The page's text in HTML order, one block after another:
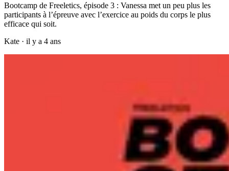
Bootcamp de Freeletics, épisode 3 : Vanessa met un peu plus les
participants à l’épreuve avec l’exercice au poids du corps le plus
efficace qui soit.
Kate · il y a 4 ans